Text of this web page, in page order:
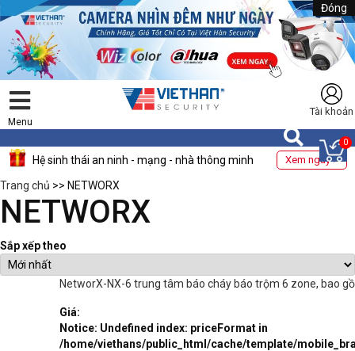
Đóng
Menu
Tài khoản
0
Hệ sinh thái an ninh - mạng - nhà thông minh Xem ngay >
Trang chủ >> NETWORX
NETWORX
Sắp xếp theo
NetworX-NX-6 trung tâm báo cháy báo trộm 6 zone, bao
Giá:
Notice: Undefined index: priceFormat in
/home/viethans/public_html/cache/template/